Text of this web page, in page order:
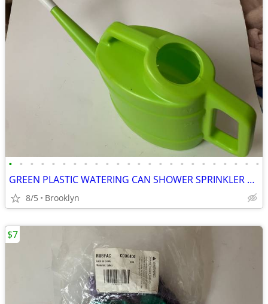
• • • • • • • • • • • • • • • • • • • • • • • •
GREEN PLASTIC WATERING CAN SHOWER SPRINKLER HEAD FEED PLANTS OVAL TANK
8/5 Brooklyn
$7